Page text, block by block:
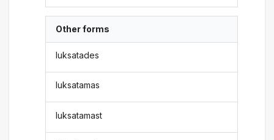
Other forms
luksatades
luksatamas
luksatamast